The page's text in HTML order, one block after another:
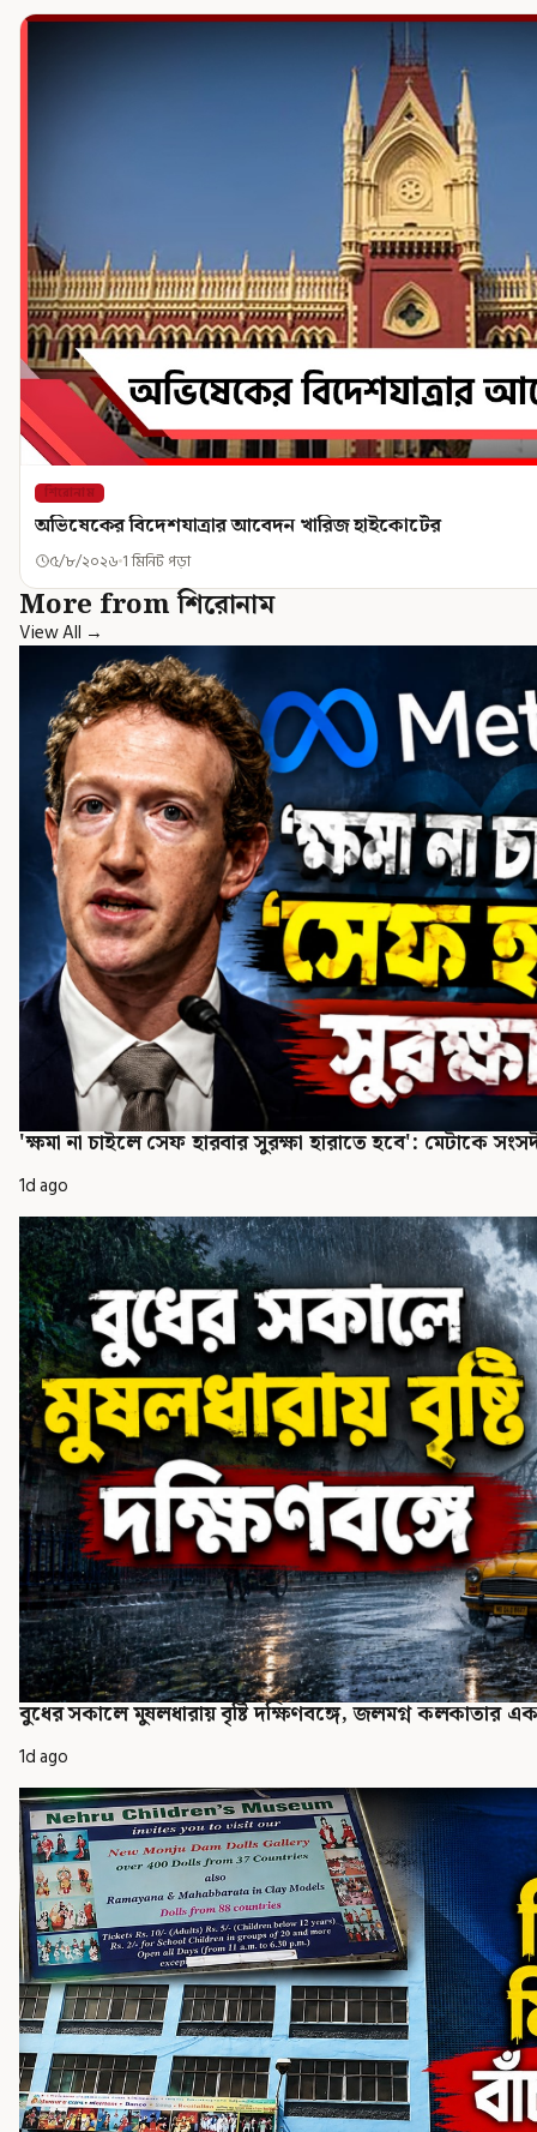
শিরোনাম
অভিষেকের বিদেশযাত্রার আবেদন খারিজ হাইকোর্টের
৫/৮/২০২৬ 1 মিনিট পড়া
More from শিরোনাম
View All →
'ক্ষমা না চাইলে সেফ হারবার সুরক্ষা হারাতে হবে': মেটাকে
1d ago
বুধের সকালে মুষলধারায় বৃষ্টি দক্ষিণবঙ্গে, জলমগ্ন কলকাতার
1d ago